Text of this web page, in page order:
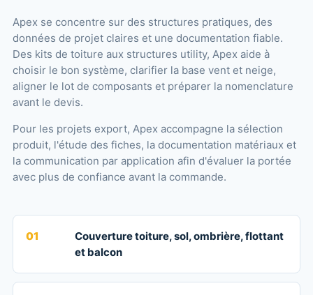
Apex se concentre sur des structures pratiques, des
données de projet claires et une documentation fiable.
Des kits de toiture aux structures utility, Apex aide à
choisir le bon système, clarifier la base vent et neige,
aligner le lot de composants et préparer la nomenclature
avant le devis.
Pour les projets export, Apex accompagne la sélection
produit, l'étude des fiches, la documentation matériaux et
la communication par application afin d'évaluer la portée
avec plus de confiance avant la commande.
01
Couverture toiture, sol, ombrière, flottant
et balcon